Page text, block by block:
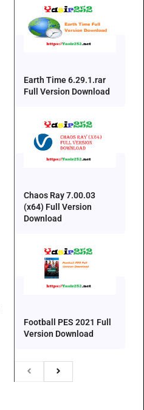
Earth Time 6.29.1.rar
Full Version Download
Chaos Ray 7.00.03
(x64) Full Version
Download
Football PES 2021 Full
Version Download